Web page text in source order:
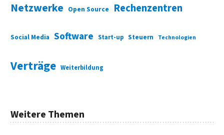
Netzwerke Open Source Rechenzentren
Social Media Software Start-up Steuern Technologien
Verträge Weiterbildung
Weitere Themen